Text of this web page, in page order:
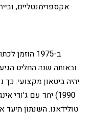
אקספרימנטליים,
ב-1975
ובאותה שנה החליט
1990) יחד עם ג’ודי
טולידאנו. השנתון